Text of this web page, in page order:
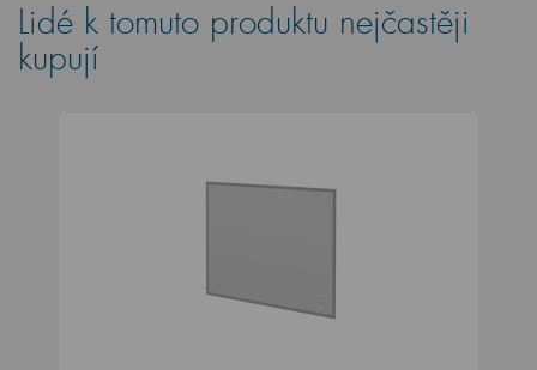
Lidé k tomuto produktu nejčastěji
kupují